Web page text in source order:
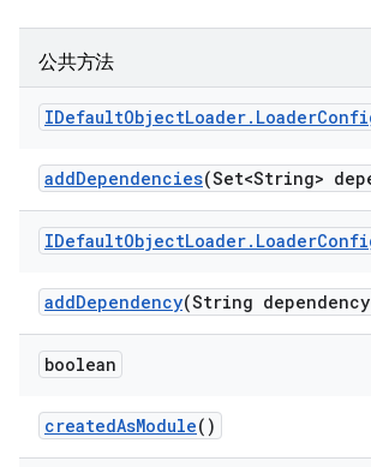
公共方法
IDefaultObjectLoader. Loader
addDependencies(Set<String>
IDefaultObjectLoader. Loader
addDependency(String
boolean
createdAsModule()